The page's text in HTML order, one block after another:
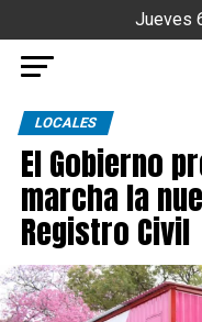
Jueves
LOCALES
El Gobierno
marcha la
Registro Civil